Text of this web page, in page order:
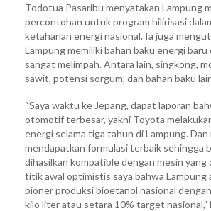
Todotua Pasaribu menyatakan Lampung
percontohan untuk program hilirisasi
ketahanan energi nasional. Ia juga
Lampung memiliki bahan baku energi
sangat melimpah. Antara lain, singkong,
sawit, potensi sorgum, dan bahan baku
“Saya waktu ke Jepang, dapat laporan
otomotif terbesar, yakni Toyota
energi selama tiga tahun di Lampung.
mendapatkan formulasi terbaik sehingga
dihasilkan kompatible dengan mesin yang
titik awal optimistis saya bahwa Lampung
pioner produksi bioetanol nasional
kilo liter atau setara 10% target nasional,”